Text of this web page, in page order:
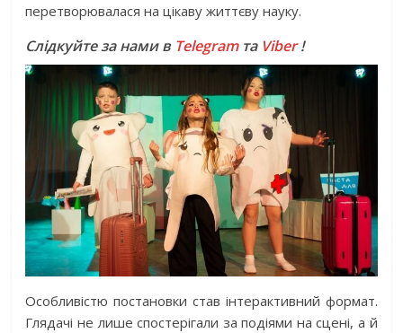
перетворювалася на цікаву життєву науку.
Слідкуйте за нами в Telegramта Viber!
Особливістю постановки став інтерактивний формат.
Глядачі не лише спостерігали за подіями на сцені, а й